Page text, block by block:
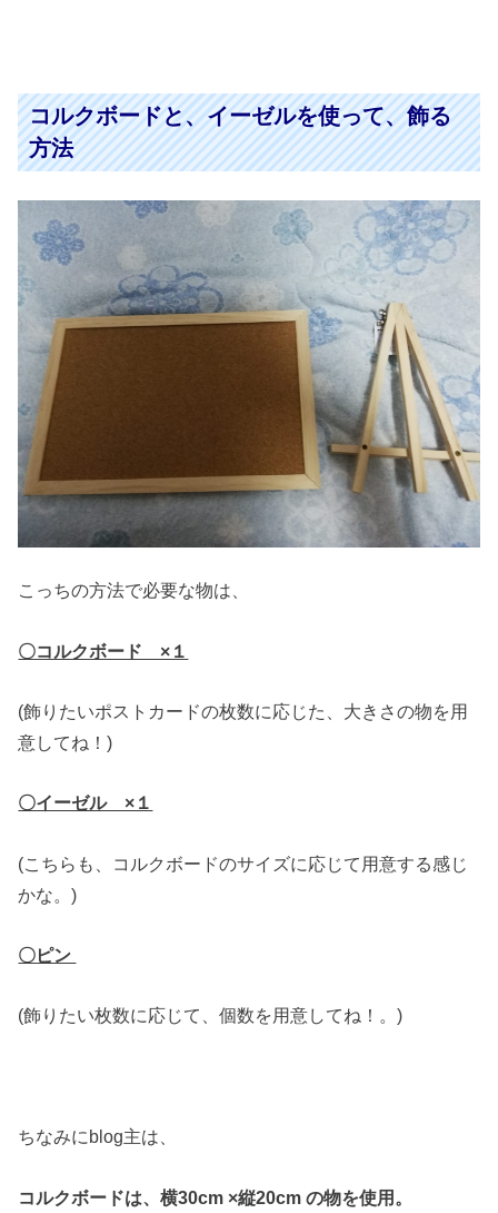
コルクボードと、イーゼルを使って、飾る
方法
こっちの方法で必要な物は、
〇コルクボード ×１
(飾りたいポストカードの枚数に応じた、大きさの物を用
意してね！)
〇イーゼル ×１
(こちらも、コルクボードのサイズに応じて用意する感じ
かな。)
〇ピン
(飾りたい枚数に応じて、個数を用意してね！。)
ちなみにblog主は、
コルクボードは、横30cm ×縦20cm の物を使用。